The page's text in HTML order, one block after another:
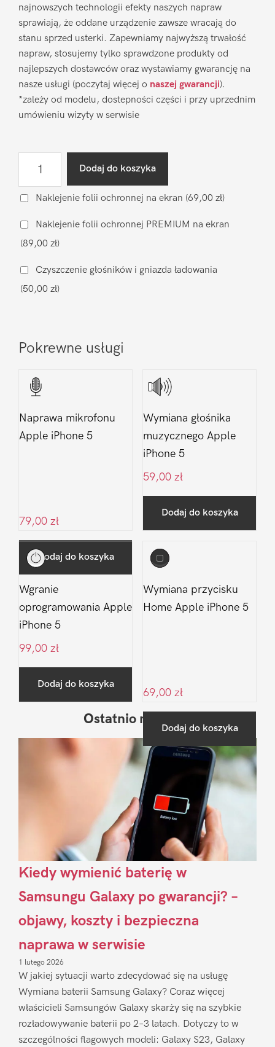
najnowszych technologii efekty naszych napraw
sprawiają, że oddane urządzenie zawsze wracają do
stanu sprzed usterki. Zapewniamy najwyższą trwałość
napraw, stosujemy tylko sprawdzone produkty od
najlepszych dostawców oraz wystawiamy gwarancję na
nasze usługi (poczytaj więcej o naszej gwarancji).
*zależy od modelu, dostepności części i przy uprzednim
umówieniu wizyty w serwisie
przycisku
Apple
iPhone
5
Dodaj do koszyka
Naklejenie folii ochronnej na ekran (69,00 zł)
Naklejenie folii ochronnej PREMIUM na ekran
(89,00 zł)
Czyszczenie głośników i gniazda ładowania
(50,00 zł)
Pokrewne usługi
Naprawa mikrofonu
Apple iPhone 5
79,00 zł
Dodaj do koszyka
Wymiana głośnika
muzycznego Apple
iPhone 5
59,00 zł
Dodaj do koszyka
Wgranie
oprogramowania Apple
iPhone 5
99,00 zł
Dodaj do koszyka
Wymiana przycisku
Home Apple iPhone 5
69,00 zł
Dodaj do koszyka
Sidebar
Ostatnio na blogu
Kiedy wymienić baterię w
Samsungu Galaxy po gwarancji? –
objawy, koszty i bezpieczna
naprawa w serwisie
1 lutego 2026
W jakiej sytuacji warto zdecydować się na usługę
Wymiana baterii Samsung Galaxy? Coraz więcej
właścicieli Samsungów Galaxy skarży się na szybkie
rozładowywanie baterii po 2–3 latach. Dotyczy to w
szczególności flagowych modeli: Galaxy S23, Galaxy